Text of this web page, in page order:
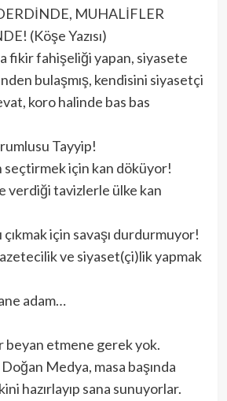
MUHALİFLER
(Köşe Yazısı)
fikir fahişeliği yapan, siyasete
bulaşmış, kendisini siyasetçi
koro halinde bas bas
Tayyip!
seçtirmek için kan döküyor!
verdiği tavizlerle ülke kan
çıkmak için savaşı durdurmuyor!
ve siyaset(çi)lik yapmak
adam…
beyan etmene gerek yok.
Medya, masa başında
hazırlayıp sana sunuyorlar.